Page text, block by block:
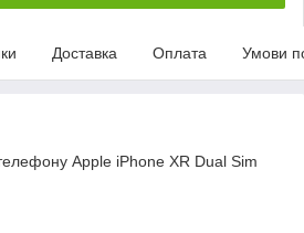
Доставка Оплата Умови
Apple iPhone XR Dual Sim